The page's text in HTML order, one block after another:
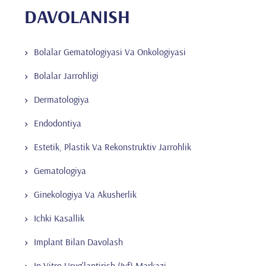
DAVOLANISH
Bolalar Gematologiyasi Va Onkologiyasi
Bolalar Jarrohligi
Dermatologiya
Endodontiya
Estetik, Plastik Va Rekonstruktiv Jarrohlik
Gematologiya
Ginekologiya Va Akusherlik
Ichki Kasallik
Implant Bilan Davolash